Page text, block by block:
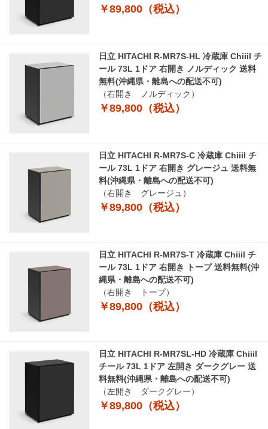
￥89,800（税込）
日立 HITACHI R-MR7S-HL 冷蔵庫 Chiiil チ
ール 73L 1ドア 右開き ノルディック 送料
無料(沖縄県・離島への配送不可)
（右開き ノルディック）
￥89,800（税込）
日立 HITACHI R-MR7S-C 冷蔵庫 Chiiil チ
ール 73L 1ドア 右開き グレージュ 送料無
料(沖縄県・離島への配送不可)
（右開き グレージュ）
￥89,800（税込）
日立 HITACHI R-MR7S-T 冷蔵庫 Chiiil チ
ール 73L 1ドア 右開き トープ 送料無料(沖
縄県・離島への配送不可)
（右開き トープ）
￥89,800（税込）
日立 HITACHI R-MR7SL-HD 冷蔵庫 Chiiil
チール 73L 1ドア 左開き ダークグレー 送
料無料(沖縄県・離島への配送不可)
（左開き ダークグレー）
￥89,800（税込）